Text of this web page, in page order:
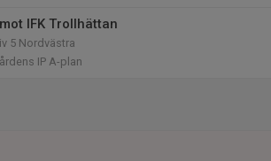
IFK Trollhättan
5 Nordvästra
IP A-plan